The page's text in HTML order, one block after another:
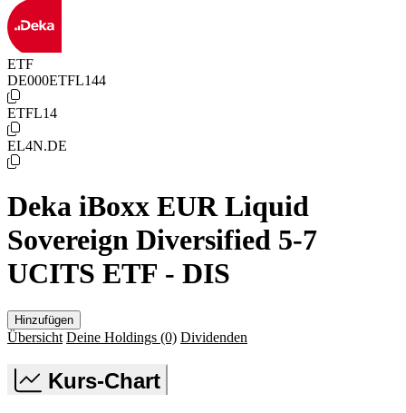
ETF
DE000ETFL144
ETFL14
EL4N.DE
Deka iBoxx EUR Liquid
Sovereign Diversified 5-7
UCITS ETF - DIS
Hinzufügen
Übersicht Deine Holdings (0) Dividenden
Kurs-Chart